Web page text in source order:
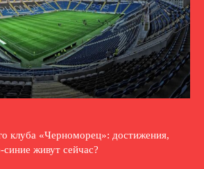
клуба «Черноморец»: достижения,
живут сейчас?